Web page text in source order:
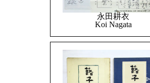
永田耕衣
Koi Nagata